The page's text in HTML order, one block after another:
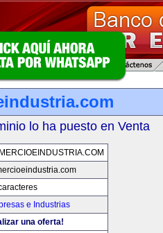
lo ha puesto en Venta
e Industrias
una oferta!